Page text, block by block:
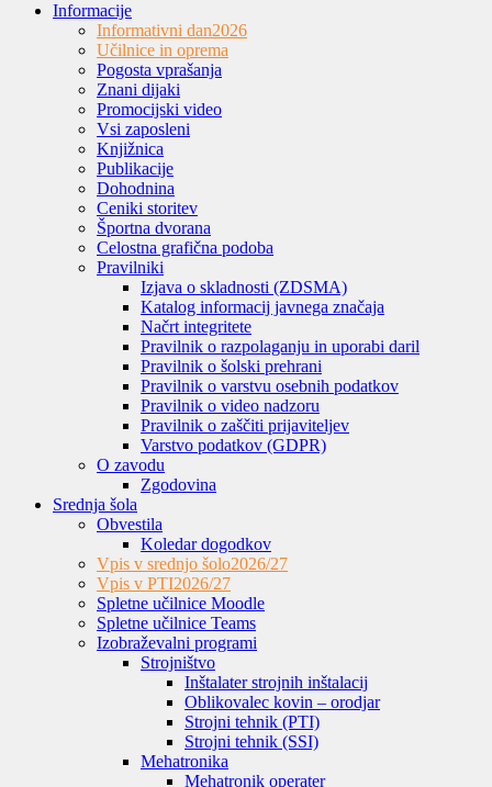
Informacije
Informativni dan2026
Učilnice in oprema
Pogosta vprašanja
Znani dijaki
Promocijski video
Vsi zaposleni
Knjižnica
Publikacije
Dohodnina
Ceniki storitev
Športna dvorana
Celostna grafična podoba
Pravilniki
Izjava o skladnosti (ZDSMA)
Katalog informacij javnega značaja
Načrt integritete
Pravilnik o razpolaganju in uporabi daril
Pravilnik o šolski prehrani
Pravilnik o varstvu osebnih podatkov
Pravilnik o video nadzoru
Pravilnik o zaščiti prijaviteljev
Varstvo podatkov (GDPR)
O zavodu
Zgodovina
Srednja šola
Obvestila
Koledar dogodkov
Vpis v srednjo šolo2026/27
Vpis v PTI2026/27
Spletne učilnice Moodle
Spletne učilnice Teams
Izobraževalni programi
Strojništvo
Inštalater strojnih inštalacij
Oblikovalec kovin – orodjar
Strojni tehnik (PTI)
Strojni tehnik (SSI)
Mehatronika
Mehatronik operater